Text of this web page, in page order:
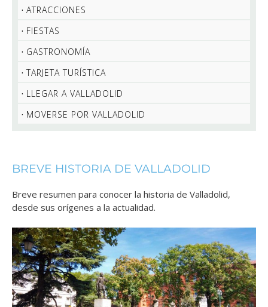
ATRACCIONES
FIESTAS
GASTRONOMÍA
TARJETA TURÍSTICA
LLEGAR A VALLADOLID
MOVERSE POR VALLADOLID
BREVE HISTORIA DE VALLADOLID
Breve resumen para conocer la historia de Valladolid,
desde sus orígenes a la actualidad.